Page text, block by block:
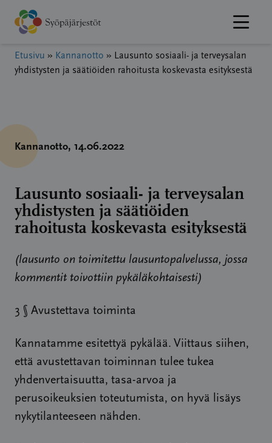
Hyppää
sisältöön
Etusivu » Kannanotto » Lausunto sosiaali- ja terveysalan
yhdistysten ja säätiöiden rahoitusta koskevasta esityksestä
Kannanotto, 14.06.2022
Lausunto sosiaali- ja terveysalan
yhdistysten ja säätiöiden
rahoitusta koskevasta esityksestä
(lausunto on toimitettu lausuntopalvelussa, jossa
kommentit toivottiin pykäläkohtaisesti)
3 § Avustettava toiminta
Kannatamme esitettyä pykälää. Viittaus siihen,
että avustettavan toiminnan tulee tukea
yhdenvertaisuutta, tasa-arvoa ja
perusoikeuksien toteutumista, on hyvä lisäys
nykytilanteeseen nähden.